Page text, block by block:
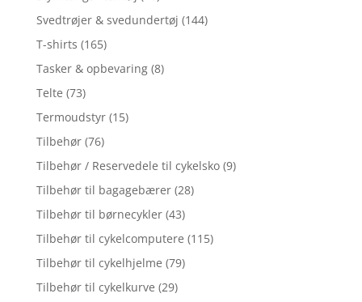
Svedtrøjer & svedundertøj (144)
T-shirts (165)
Tasker & opbevaring (8)
Telte (73)
Termoudstyr (15)
Tilbehør (76)
Tilbehør / Reservedele til cykelsko (9)
Tilbehør til bagagebærer (28)
Tilbehør til børnecykler (43)
Tilbehør til cykelcomputere (115)
Tilbehør til cykelhjelme (79)
Tilbehør til cykelkurve (29)